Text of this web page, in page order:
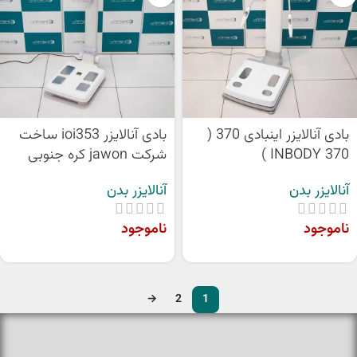
بادی آنالایزر اینبادی 370 (
INBODY 370 )
آنالایزر بدن
ناموجود
بادی آنالایزر ioi353 ساخت
شرکت jawon کره جنوبی
آنالایزر بدن
ناموجود
1
2
→